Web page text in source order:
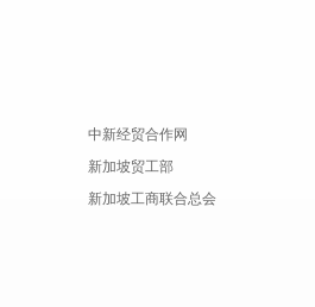
中新经贸合作网
新加坡贸工部
新加坡工商联合总会